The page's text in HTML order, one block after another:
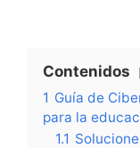
Contenidos
1 Guía de
para la
1.1